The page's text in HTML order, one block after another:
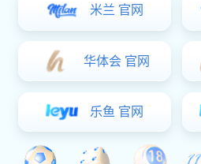
立即咨询